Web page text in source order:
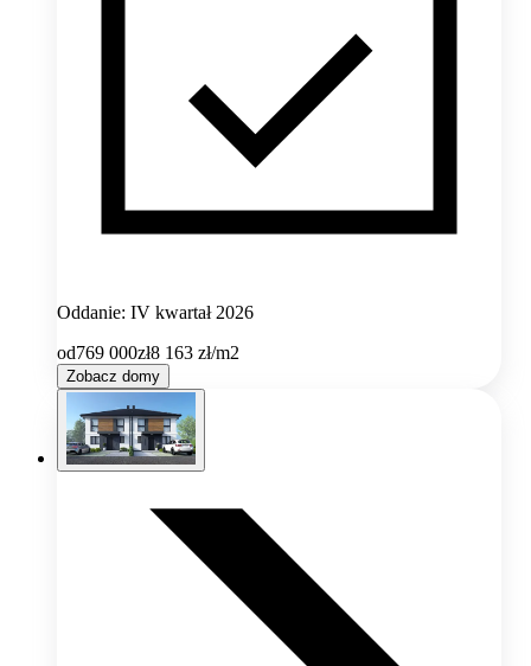
Oddanie: IV kwartał 2026
od769 000zł8 163 zł/m2
Zobacz domy